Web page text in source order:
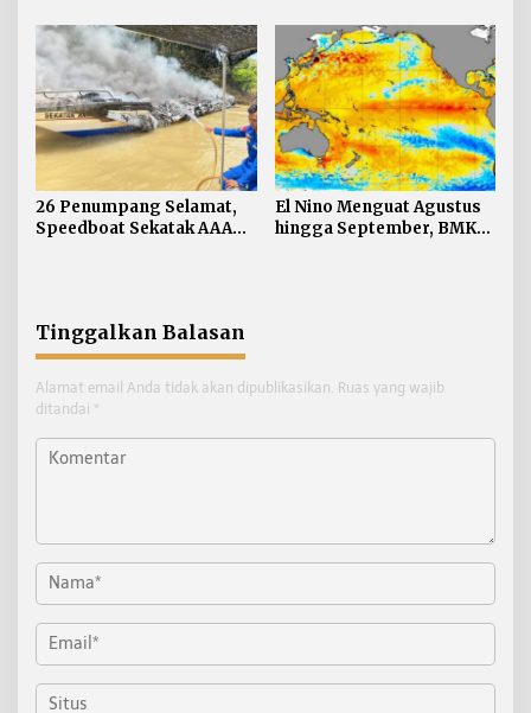
Skema
Diduga dari Genset
26 Penumpang Selamat,
Speedboat Sekatak AAA
El Nino Menguat Agustus
hingga September, BMKG:
Tinggalkan Balasan
Alamat email Anda tidak akan dipublikasikan. Ruas yang wajib
ditandai *